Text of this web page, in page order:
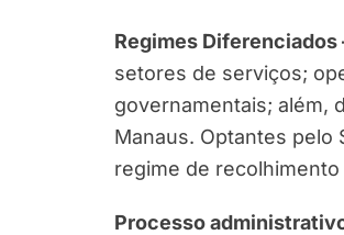
Regimes Diferenciados
setores de serviços;
governamentais; além,
Manaus. Optantes pelo
regime de
Processo